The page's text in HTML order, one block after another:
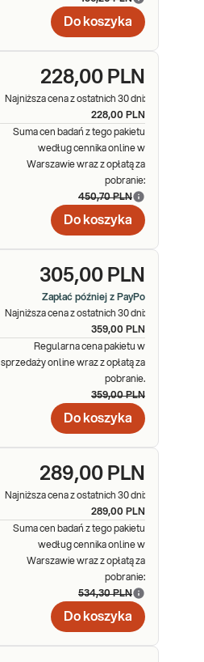
Do koszyka
228,00 PLN
Najniższa cena z ostatnich 30 dni:
228,00 PLN
Suma cen badań z tego pakietu
według cennika online w
Warszawie wraz z opłatą za
pobranie:
450,70 PLN
Do koszyka
305,00 PLN
Zapłać później z PayPo
Najniższa cena z ostatnich 30 dni:
359,00 PLN
Regularna cena pakietu w
sprzedaży online wraz z opłatą za
pobranie.
359,00 PLN
Do koszyka
289,00 PLN
Najniższa cena z ostatnich 30 dni:
289,00 PLN
Suma cen badań z tego pakietu
według cennika online w
Warszawie wraz z opłatą za
pobranie:
534,30 PLN
Do koszyka